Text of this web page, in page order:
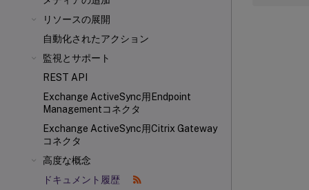
リソースの展開
自動化されたアクション
監視とサポート
REST API
Exchange ActiveSync用Endpoint
Managementコネクタ
Exchange ActiveSync用Citrix Gateway
コネクタ
高度な概念
ドキュメント履歴